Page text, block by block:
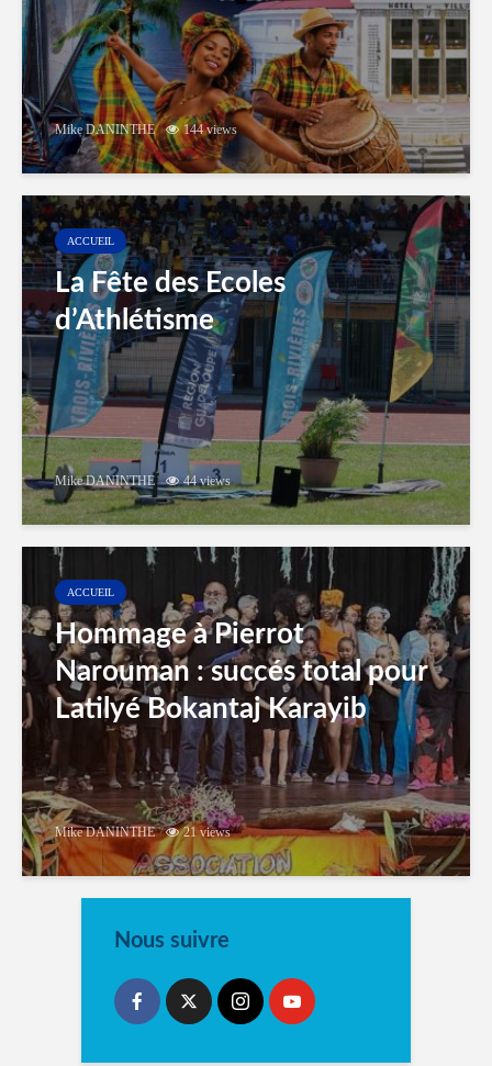
Mike DANINTHE 144 views
ACCUEIL
La Fête des Ecoles
d’Athlétisme
Mike DANINTHE 44 views
ACCUEIL
Hommage à Pierrot
Narouman : succés total pour
Latilyé Bokantaj Karayib
Mike DANINTHE 21 views
Nous suivre